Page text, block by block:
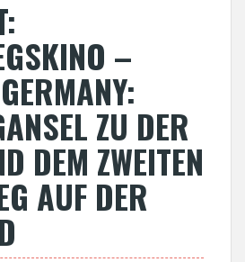
–
ZU DER
DEM ZWEITEN
AUF DER